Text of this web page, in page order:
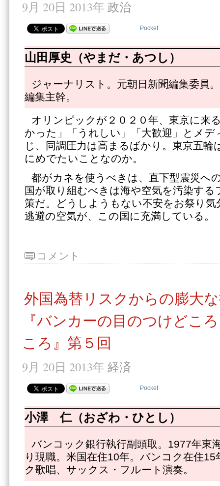
9月 20日 2013年 政治
Pocket
山田厚史（やまだ・あつし）
ジャーナリスト。元朝日新聞編集委員
編集主幹。
オリンピックが２０２０年、東京に来
かった」「うれしい」「大歓迎」とメデ
じ、同調圧力は高まるばかり。東京五輪
にめでたいことなのか。
都がカネを使うべきは、直下型震災へ
国が取り組むべきは海や空気を汚染する
策だ。どうしようもない不安をお祭り気
逃避の空気が、この国に充満している。
コメント
外国為替リスクからの膨大
『バンカーの目のつけどこ
ころ』第５回
9月 20日 2013年 経済
Pocket
小澤 仁（おざわ・ひとし）
バンコック銀行執行副頭取。1977年東
り現職。米国在住10年。バンコク在住
ク歌唱、サックス・フルート演奏。